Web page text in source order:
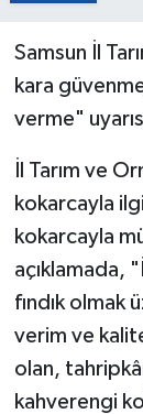
Samsun İl
kara
verme"
İl Tarım ve
kokarcayla
kokarcayla
açıklamada,
fındık olmak
verim ve
olan,
kahverengi